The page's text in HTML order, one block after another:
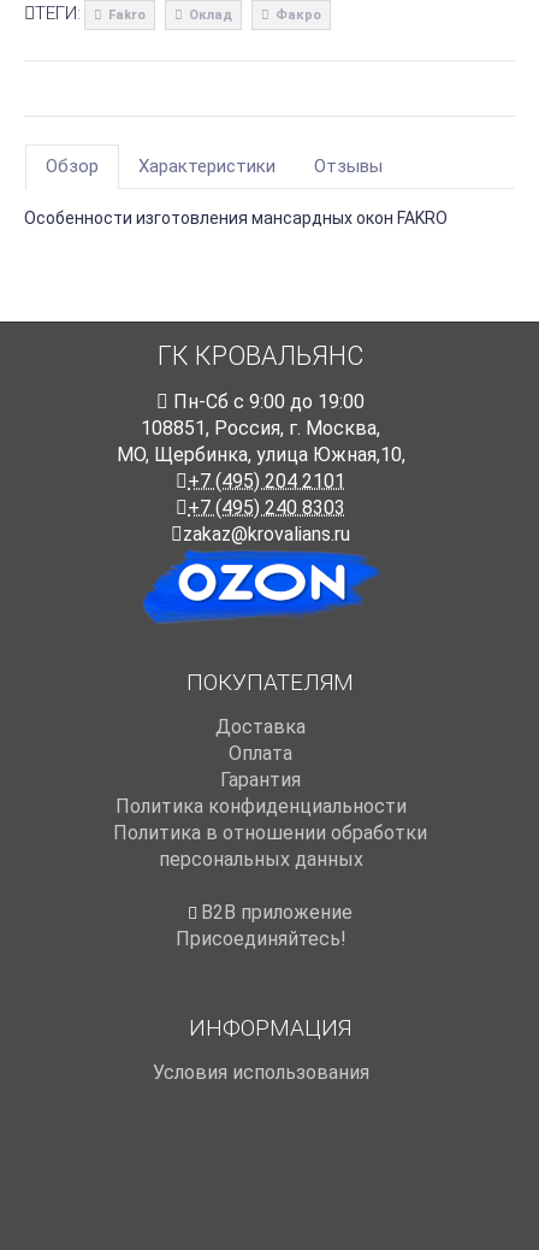
ТЕГИ: Fakro Оклад Факро
Обзор Характеристики Отзывы
Особенности изготовления мансардных окон FAKRO
ГК КРОВАЛЬЯНС
Пн-Cб с 9:00 до 19:00
108851, Россия, г. Москва,
МО, Щербинка, улица Южная,10,
+7 (495) 204 2101
+7 (495) 240 8303
zakaz@krovalians.ru
ПОКУПАТЕЛЯМ
Доставка
Оплата
Гарантия
Политика конфиденциальности
Политика в отношении обработки
персональных данных
B2B приложение
Присоединяйтесь!
ИНФОРМАЦИЯ
Условия использования